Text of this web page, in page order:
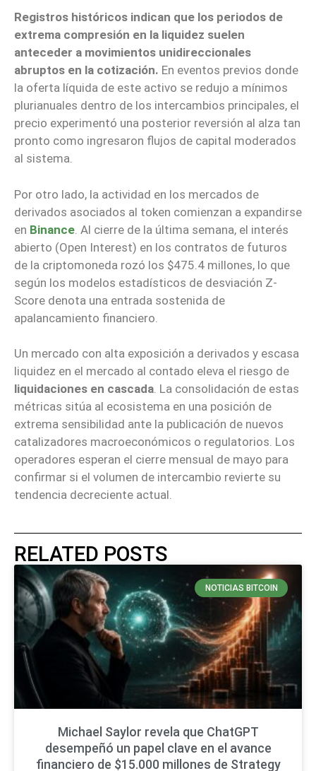
Registros históricos indican que los periodos de
extrema compresión en la liquidez suelen
anteceder a movimientos unidireccionales
abruptos en la cotización. En eventos previos donde
la oferta líquida de este activo se redujo a mínimos
plurianuales dentro de los intercambios principales, el
precio experimentó una posterior reversión al alza tan
pronto como ingresaron flujos de capital moderados
al sistema.
Por otro lado, la actividad en los mercados de
derivados asociados al token comienzan a expandirse
en Binance . Al cierre de la última semana, el interés
abierto (Open Interest) en los contratos de futuros
de la criptomoneda rozó los $475.4 millones, lo que
según los modelos estadísticos de desviación Z-
Score denota una entrada sostenida de
apalancamiento financiero.
Un mercado con alta exposición a derivados y escasa
liquidez en el mercado al contado eleva el riesgo de
liquidaciones en cascada. La consolidación de estas
métricas sitúa al ecosistema en una posición de
extrema sensibilidad ante la publicación de nuevos
catalizadores macroeconómicos o regulatorios. Los
operadores esperan el cierre mensual de mayo para
confirmar si el volumen de intercambio revierte su
tendencia decreciente actual.
RELATED POSTS
NOTICIAS BITCOIN
Michael Saylor revela que ChatGPT
desempeñó un papel clave en el avance
financiero de $15.000 millones de Strategy